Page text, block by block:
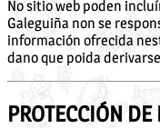
No sitio web poden
Galeguiña non se
información ofrecida
dano que poida
PROTECCIÓN